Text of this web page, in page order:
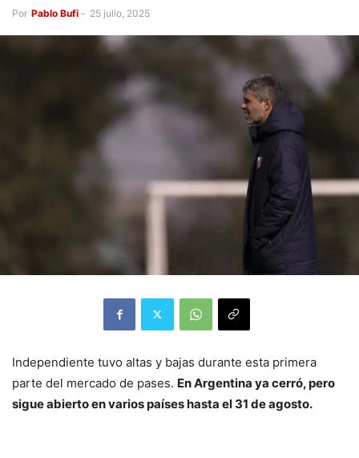
Por Pablo Bufi - 25 julio, 2025
Independiente tuvo altas y bajas durante esta primera
parte del mercado de pases. En Argentina ya cerró, pero
sigue abierto en varios países hasta el 31 de agosto.